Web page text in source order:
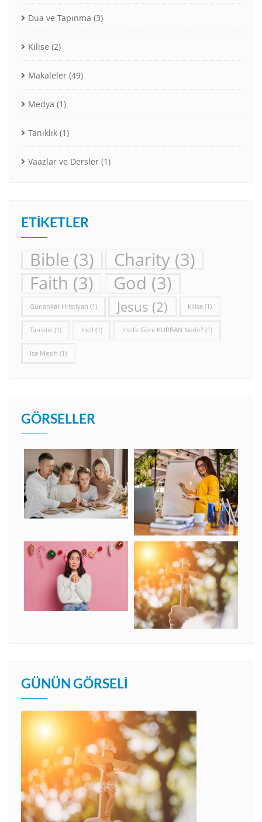
Dua ve Tapınma (3)
Kilise (2)
Makaleler (49)
Medya (1)
Tanıklık (1)
Vaazlar ve Dersler (1)
ETIKETLER
Bible (3) Charity (3)
Faith (3) God (3)
Günahkar Hristiyan (1) Jesus (2) kilise (1)
Tanıklık (1) İncil (1) İncil’e Göre KURBAN Nedir? (1)
İsa Mesih (1)
GÖRSELLER
GÜNÜN GÖRSELI